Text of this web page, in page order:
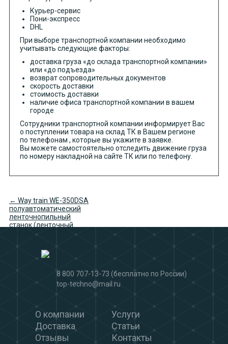
Курьер-сервис
Пони-экспресс
DHL
При выборе транспортной компании необходимо
учитывать следующие факторы:
доставка груза «до склада транспортной компании»
или «до подъезда»
возврат сопроводительных документов
скорость доставки
стоимость доставки
наличие офиса транспортной компании в вашем
городе
Сотрудники транспортной компании информирует Вас
о поступлении товара на склад ТК в Вашем регионе
по телефонам , которые вы укажите в заявке.
Вы можете самостоятельно отследить движение груза
по номеру накладной на сайте ТК или по телефону.
← Way train WE-350DSA
полуавтоматический
ленточнопильный
станок (ленточный
8 800 707-13-73 (бесплатно по России)
top-techno@mail.ru
О компании
Услуги
Доставка
Статьи
Отзывы
Контакты